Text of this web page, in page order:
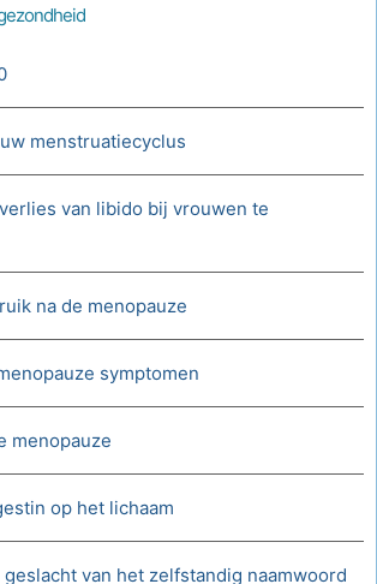
menstruatiecyclus
van libido bij vrouwen te
na de menopauze
symptomen
menopauze
op het lichaam
van het zelfstandig naamwoord